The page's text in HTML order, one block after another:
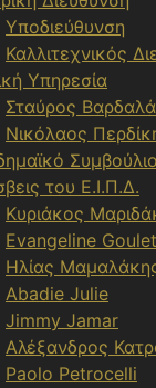
Υποδιεύθυνση
Καλλιτεχνικός
Υπηρεσία
Σταύρος
Νικόλαος
Συμβούλιο
του Ε.Ι.Π.Δ.
Κυριάκος
Evangeline
Ηλίας
Abadie Julie
Jimmy Jamar
Αλέξανδρος
Paolo Petrocelli